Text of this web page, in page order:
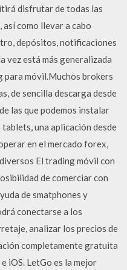
disfrutar de todas las
como llevar a cabo
depósitos, notificaciones
vez está más generalizada
móvil.Muchos brokers
de sencilla descarga desde
las que podemos instalar
una aplicación desde
en el mercado forex,
El trading móvil con
de comerciar con
de smatphones y
conectarse a los
analizar los precios de
completamente gratuita
iOS. LetGo es la mejor